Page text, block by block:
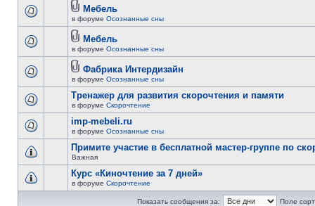
Мебель
в форуме Осознанные сны
Мебель
в форуме Осознанные сны
Фабрика Интердизайн
в форуме Осознанные сны
Тренажер для развития скорочтения и памяти
в форуме Скорочтение
imp-mebeli.ru
в форуме Осознанные сны
Примите участие в бесплатной мастер-группе по
Важная
Курс «Киночтение за 7 дней»
в форуме Скорочтение
Показать сообщения за: Поле